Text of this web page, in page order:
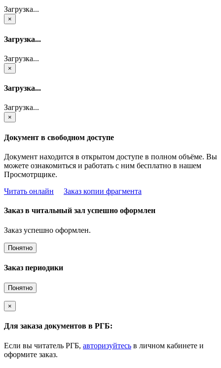
Загрузка...
×
Загрузка...
Загрузка...
×
Загрузка...
Загрузка...
×
Документ в свободном доступе
Документ находится в открытом доступе в полном объёме. Вы
можете ознакомиться и работать с ним бесплатно в нашем
Просмотрщике.
Читать онлайн
Заказ копии фрагмента
Заказ в читальный зал успешно оформлен
Заказ успешно оформлен.
Понятно
Заказ периодики
Понятно
×
Для заказа документов в РГБ:
Если вы читатель РГБ, авторизуйтесь в личном кабинете и
оформите заказ.